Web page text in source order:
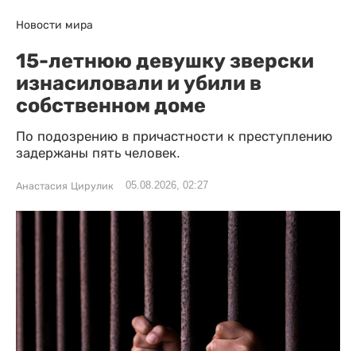
Новости мира
15-летнюю девушку зверски
изнасиловали и убили в
собственном доме
По подозрению в причастности к преступлению
задержаны пять человек.
Анастасия Цирулик 05.08.2026, 02:27